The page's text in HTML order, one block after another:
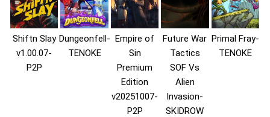
Shiftn Slay
v1.00.07-
P2P
Dungeonfell-
TENOKE
Empire of
Sin
Premium
Edition
v20251007-
P2P
Future War
Tactics
SOF Vs
Alien
Invasion-
SKIDROW
Primal Fray-
TENOKE